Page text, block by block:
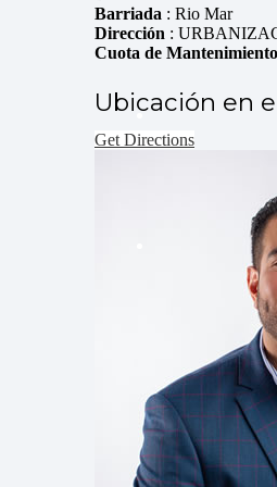
Barriada : Rio Mar
Dirección :
Cuota de Mantenimiento
Ubicación en
Get Directions